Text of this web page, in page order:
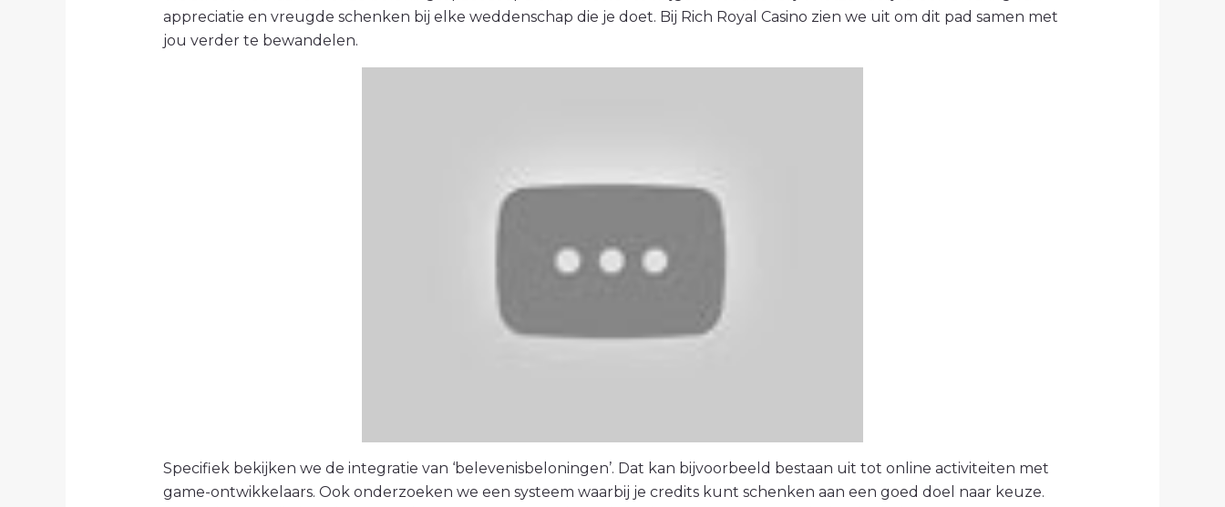
appreciatie en vreugde schenken bij elke weddenschap die je doet. Bij Rich Royal Casino zien we uit om dit pad samen met
jou verder te bewandelen.
Specifiek bekijken we de integratie van ‘belevenisbeloningen’. Dat kan bijvoorbeeld bestaan uit tot online activiteiten met
game-ontwikkelaars. Ook onderzoeken we een systeem waarbij je credits kunt schenken aan een goed doel naar keuze.